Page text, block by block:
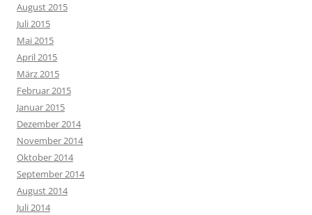
August 2015
Juli 2015
Mai 2015
April 2015
März 2015
Februar 2015
Januar 2015
Dezember 2014
November 2014
Oktober 2014
September 2014
August 2014
Juli 2014